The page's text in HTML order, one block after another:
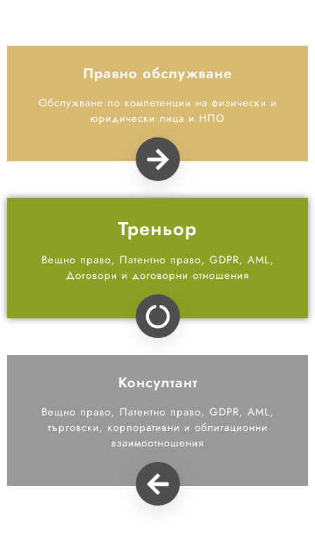
Правно обслужване
Обслужване по компетенции на физически и
юридически лица и НПО
Треньор
Вещно право, Патентно право, GDPR, AML,
Договори и договорни отношения
Консултант
Вещно право, Патентно право, GDPR, AML,
търговски, корпоративни и облигационни
взаимоотношения